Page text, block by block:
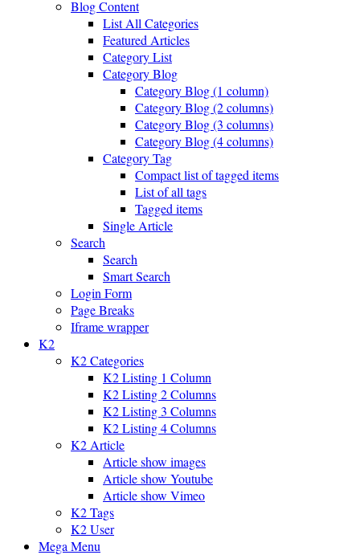
Blog Content
List All Categories
Featured Articles
Category List
Category Blog
Category Blog (1 column)
Category Blog (2 columns)
Category Blog (3 columns)
Category Blog (4 columns)
Category Tag
Compact list of tagged items
List of all tags
Tagged items
Single Article
Search
Search
Smart Search
Login Form
Page Breaks
Iframe wrapper
K2
K2 Categories
K2 Listing 1 Column
K2 Listing 2 Columns
K2 Listing 3 Columns
K2 Listing 4 Columns
K2 Article
Article show images
Article show Youtube
Article show Vimeo
K2 Tags
K2 User
Mega Menu